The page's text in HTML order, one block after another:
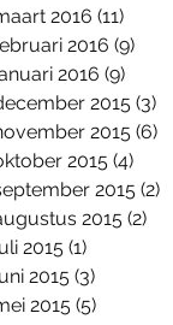
2016 (11)
2016 (9)
2016 (9)
2015 (3)
2015 (6)
2015 (4)
2015 (2)
2015 (2)
2015 (1)
2015 (3)
2015 (5)